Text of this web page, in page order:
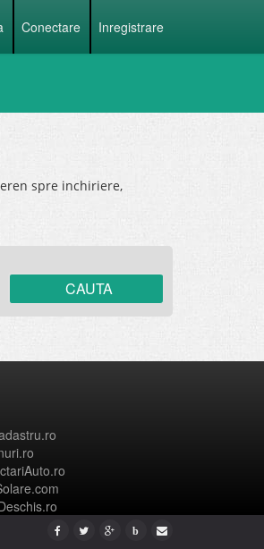
Conectare Inregistrare
spre inchiriere,
b